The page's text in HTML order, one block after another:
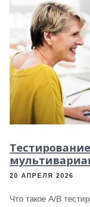
20 АПРЕЛЯ 2026
Что такое A/B